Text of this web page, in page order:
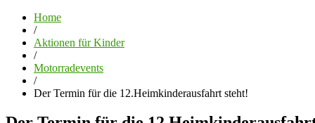
Home
/
Aktionen für Kinder
/
Motorradevents
/
Der Termin für die 12.Heimkinderausfahrt steht!